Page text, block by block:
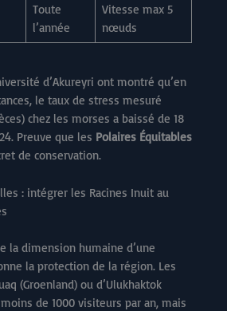
Toute
l’année
Vitesse max 5
nœuds
d’Akureyri ont montré qu’en
le taux de stress mesuré
chez les morses a baissé de 18
Preuve que les Polaires Équitables
de conservation.
: intégrer les Racines Inuit au
la dimension humaine d’une
la protection de la région. Les
(Groenland) ou d’Ulukhaktok
de 1000 visiteurs par an, mais